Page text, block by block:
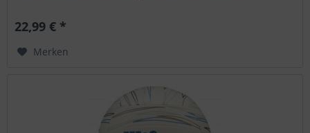
22,99 € *
Merken